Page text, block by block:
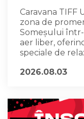
Caravana TIFF
zona de
Someșului
aer liber,
speciale de
2026.08.03